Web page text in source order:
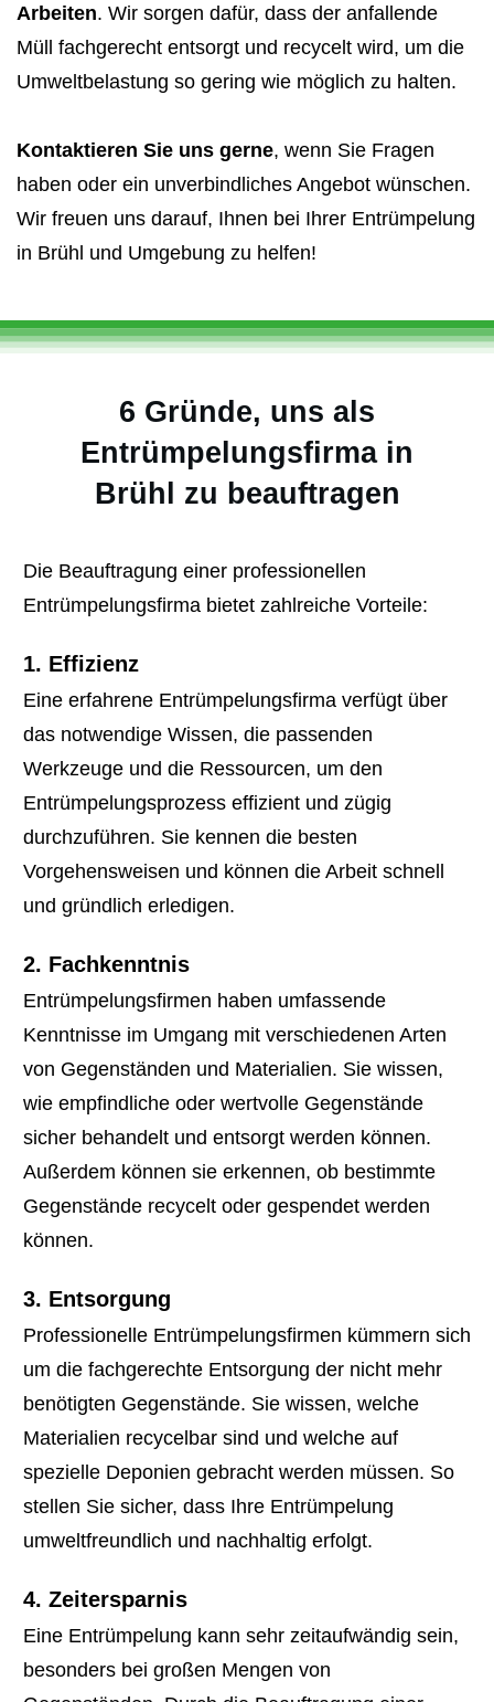
Arbeiten. Wir sorgen dafür, dass der anfallende
Müll fachgerecht entsorgt und recycelt wird, um die
Umweltbelastung so gering wie möglich zu halten.
Kontaktieren Sie uns gerne, wenn Sie Fragen
haben oder ein unverbindliches Angebot wünschen.
Wir freuen uns darauf, Ihnen bei Ihrer Entrümpelung
in Brühl und Umgebung zu helfen!
6 Gründe, uns als
Entrümpelungsfirma in
Brühl zu beauftragen
Die Beauftragung einer professionellen
Entrümpelungsfirma bietet zahlreiche Vorteile:
1. Effizienz
Eine erfahrene Entrümpelungsfirma verfügt über
das notwendige Wissen, die passenden
Werkzeuge und die Ressourcen, um den
Entrümpelungsprozess effizient und zügig
durchzuführen. Sie kennen die besten
Vorgehensweisen und können die Arbeit schnell
und gründlich erledigen.
2. Fachkenntnis
Entrümpelungsfirmen haben umfassende
Kenntnisse im Umgang mit verschiedenen Arten
von Gegenständen und Materialien. Sie wissen,
wie empfindliche oder wertvolle Gegenstände
sicher behandelt und entsorgt werden können.
Außerdem können sie erkennen, ob bestimmte
Gegenstände recycelt oder gespendet werden
können.
3. Entsorgung
Professionelle Entrümpelungsfirmen kümmern sich
um die fachgerechte Entsorgung der nicht mehr
benötigten Gegenstände. Sie wissen, welche
Materialien recycelbar sind und welche auf
spezielle Deponien gebracht werden müssen. So
stellen Sie sicher, dass Ihre Entrümpelung
umweltfreundlich und nachhaltig erfolgt.
4. Zeitersparnis
Eine Entrümpelung kann sehr zeitaufwändig sein,
besonders bei großen Mengen von